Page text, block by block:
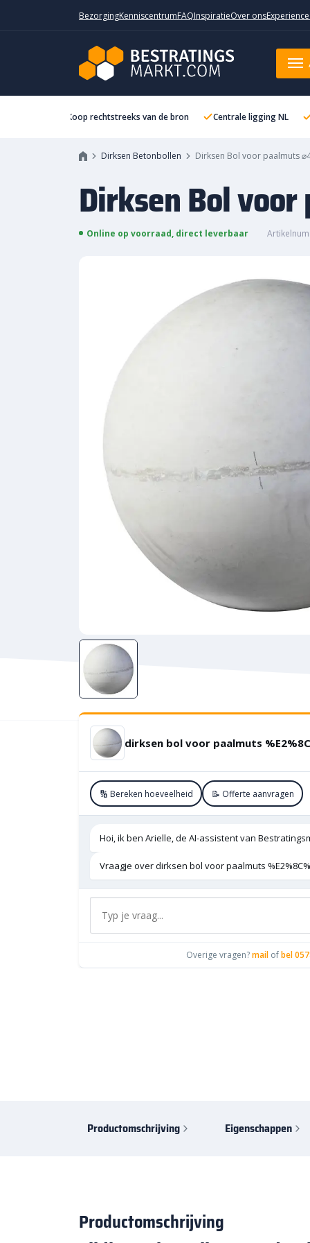
BezorgingKenniscentrumFAQInspiratieOver ons
Koop rechtstreeks van de bron Centrale ligging NL
Dirksen Betonbollen Dirksen Bol voor paalmuts
Dirksen Bol
Online op voorraad, direct leverbaar
🔢 Bereken hoeveelheid 📝 Offerte aanvragen
Hoi, ik ben Arielle, de AI-assistent van
Vraagje over dirksen bol voor paalmuts
Overige vragen?mail ofbel
Productomschrijving Eigenschappen
Productomschrijving
Dirksen Bol voor paalmuts ⌀40